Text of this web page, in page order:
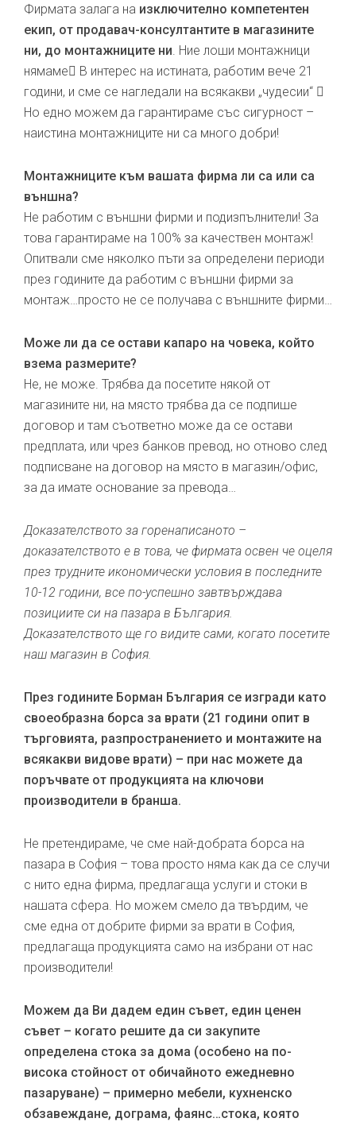
Фирмата залага на изключително компетентен
екип, от продавач-консултантите в магазините
ни, до монтажниците ни . Ние лоши монтажници
нямаме В интерес на истината, работим вече 21
години, и сме се нагледали на всякакви „чудесии“ 
Но едно можем да гарантираме със сигурност –
наистина монтажниците ни са много добри!
Монтажниците към вашата фирма ли са или са
външна?
Не работим с външни фирми и подизпълнители! За
това гарантираме на 100% за качествен монтаж!
Опитвали сме няколко пъти за определени периоди
през годините да работим с външни фирми за
монтаж…просто не се получава с външните фирми…
Може ли да се остави капаро на човека, който
взема размерите?
Не, не може. Трябва да посетите някой от
магазините ни, на място трябва да се подпише
договор и там съответно може да се остави
предплата, или чрез банков превод, но отново след
подписване на договор на място в магазин/офис,
за да имате основание за превода…
Доказателството за горенаписаното –
доказателството е в това, че фирмата освен че оцеля
през трудните икономически условия в последните
10-12 години, все по-успешно завтвърждава
позициите си на пазара в България.
Доказателството ще го видите сами, когато посетите
наш магазин в София.
През годините Борман България се изгради като
своеобразна борса за врати (21 години опит в
търговията, разпространението и монтажите на
всякакви видове врати) – при нас можете да
поръчвате от продукцията на ключови
производители в бранша.
Не претендираме, че сме най-добрата борса на
пазара в София – това просто няма как да се случи
с нито една фирма, предлагаща услуги и стоки в
нашата сфера. Но можем смело да твърдим, че
сме една от добрите фирми за врати в София,
предлагаща продукцията само на избрани от нас
производители!
Можем да Ви дадем един съвет, един ценен
съвет – когато решите да си закупите
определена стока за дома (особено на по-
висока стойност от обичайното ежедневно
пазаруване) – примерно мебели, кухненско
обзавеждане, дограма, фаянс…стока, която